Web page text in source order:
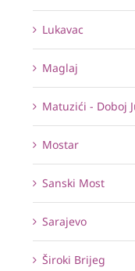
Lukavac
Maglaj
Matuzići - Doboj
Mostar
Sanski Most
Sarajevo
Široki Brijeg